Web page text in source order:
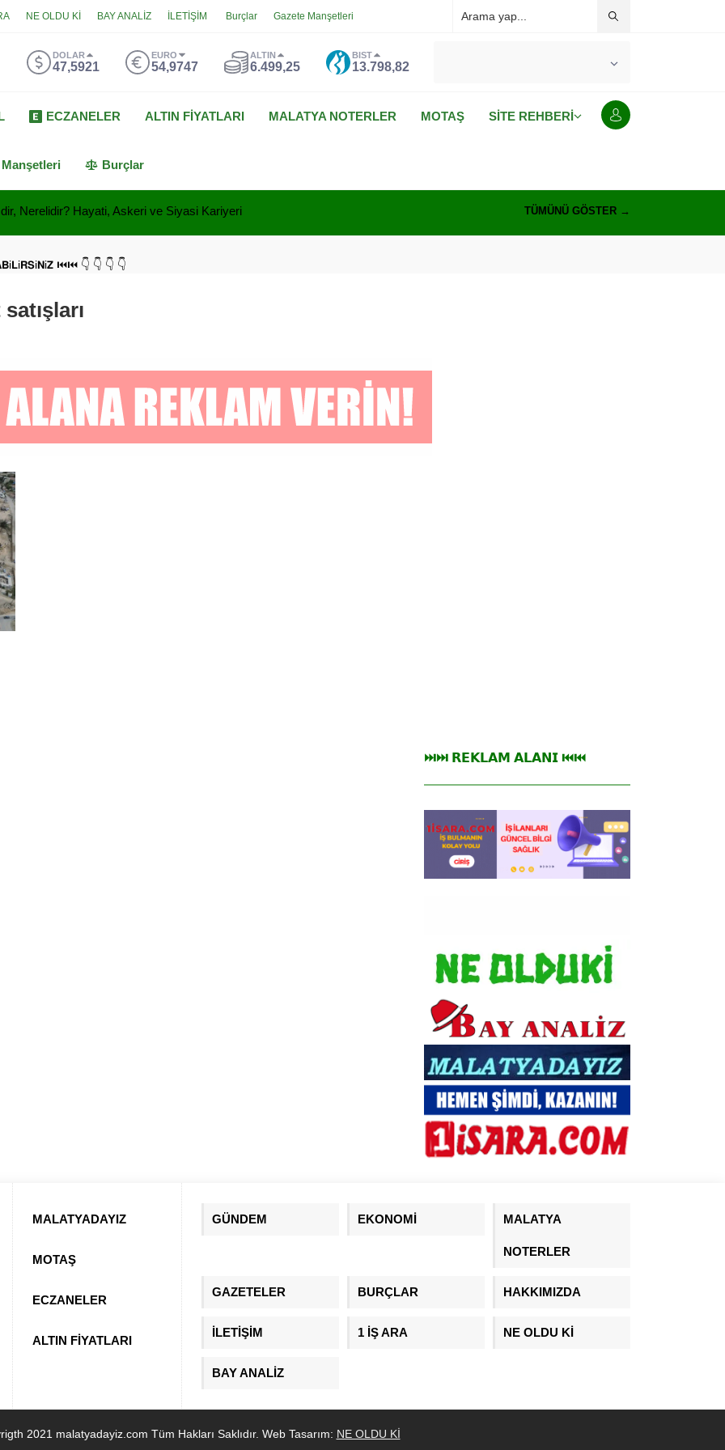
NE OLDU Kİ BAY ANALİZ İLETİŞİM Burçlar Gazete Manşetleri
DOLAR
47,5921
EURO
54,9747
ALTIN
6.499,25
BIST
13.798,82
ECZANELER ALTIN FİYATLARI MALATYA NOTERLER MOTAŞ SİTE REHBERİ
Burçlar
Nerelidir? Hayati, Askeri ve Siyasi Kariyeri TÜMÜNÜ GÖSTER →
⏮⏮ 👇 👇 👇 👇
⏭⏭ 𝗥𝗘𝗞𝗟𝗔𝗠 𝗔𝗟𝗔𝗡𝗜 ⏮⏮
MALATYADAYIZ
MOTAŞ
ECZANELER
ALTIN FİYATLARI
GÜNDEM EKONOMİ MALATYA
NOTERLER
GAZETELER BURÇLAR HAKKIMIZDA
İLETİŞİM 1 İŞ ARA NE OLDU Kİ
BAY ANALİZ
2021 malatyadayiz.com Tüm Hakları Saklıdır. Web Tasarım: NE OLDU Kİ